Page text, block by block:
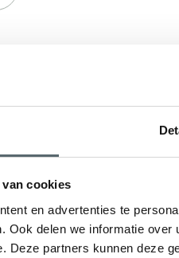
cookies
en advertenties te
Ook delen we informatie
Deze partners kunnen deze
offerte op maat